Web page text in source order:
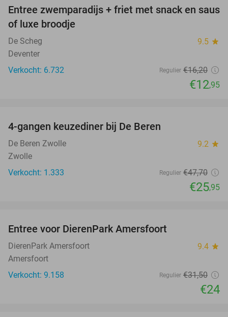
20%
Entree zwemparadijs + friet met snack en saus
of luxe broodje
De Scheg 9.5 star
Deventer
Verkocht: 6.732
Regulier €16,20
€12,95
4-gangen keuzediner bij De Beren
De Beren Zwolle 9.2 star
Zwolle
Verkocht: 1.333
Regulier €47,70
€25,95
Entree voor DierenPark Amersfoort
DierenPark Amersfoort 9.4 star
Amersfoort
Verkocht: 9.158
Regulier €31,50
€24